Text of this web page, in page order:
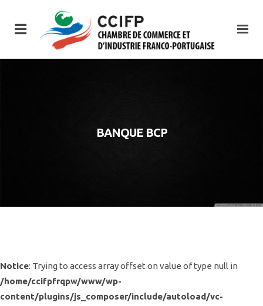
BANQUE BCP
Notice: Trying to access array offset on value of type null in
/home/ccifpfrqpw/www/wp-
content/plugins/js_composer/include/autoload/vc-